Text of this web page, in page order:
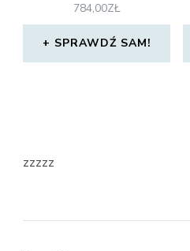
784,00ZŁ
SPRAWDŹ SAM!
zzzzz